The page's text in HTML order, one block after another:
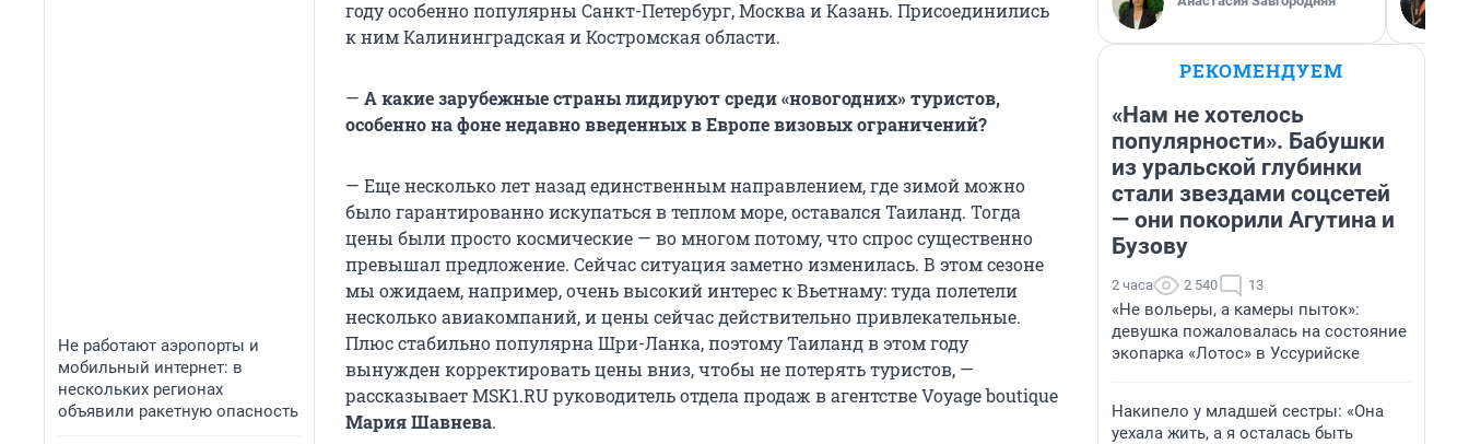
Не работают аэропорты и
мобильный интернет: в
нескольких регионах
объявили ракетную опасность
году особенно популярны Санкт-Петербург, Москва и Казань. Присоединились
к ним Калининградская и Костромская области.
— А какие зарубежные страны лидируют среди «новогодних» туристов,
особенно на фоне недавно введенных в Европе визовых ограничений?
— Еще несколько лет назад единственным направлением, где зимой можно
было гарантированно искупаться в теплом море, оставался Таиланд. Тогда
цены были просто космические — во многом потому, что спрос существенно
превышал предложение. Сейчас ситуация заметно изменилась. В этом сезоне
мы ожидаем, например, очень высокий интерес к Вьетнаму: туда полетели
несколько авиакомпаний, и цены сейчас действительно привлекательные.
Плюс стабильно популярна Шри-Ланка, поэтому Таиланд в этом году
вынужден корректировать цены вниз, чтобы не потерять туристов, —
рассказывает MSK1.RU руководитель отдела продаж в агентстве Voyage boutique
Мария Шавнева.
РЕКОМЕНДУЕМ
«Нам не хотелось
популярности». Бабушки
из уральской глубинки
стали звездами соцсетей
— они покорили Агутина и
Бузову
2 часа 2 540 13
«Не вольеры, а камеры пыток»:
девушка пожаловалась на состояние
экопарка «Лотос» в Уссурийске
Накипело у младшей сестры: «Она
уехала жить, а я осталась быть